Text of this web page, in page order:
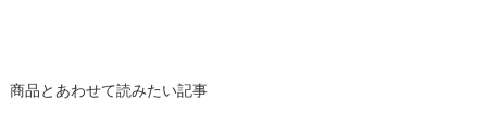
商品とあわせて読みたい記事